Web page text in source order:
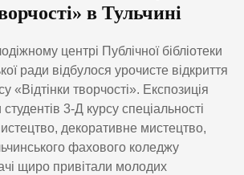
в Тульчині
центрі Публічної бібліотеки
ради відбулося урочисте відкриття
«Відтінки творчості». Експозиція
3-Д курсу спеціальності
декоративне мистецтво,
фахового коледжу
щиро привітали молодих